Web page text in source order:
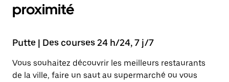
proximité
Putte | Des courses 24 h/24, 7 j/7
Vous souhaitez découvrir les meilleurs restaurants
de la ville, faire un saut au supermarché ou vous